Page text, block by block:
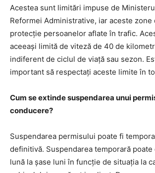
Acestea sunt limitări impuse de
Reformei Administrative, iar aceste zone
protecție persoanelor aflate în trafic.
aceeași limită de viteză de 40 de
indiferent de ciclul de viață sau sezon.
important să respectați aceste limite în
Cum se extinde suspendarea unui
conducere?
Suspendarea permisului poate fi
definitivă. Suspendarea temporară poate
lună la șase luni în funcție de situația la